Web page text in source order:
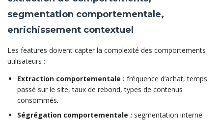
segmentation comportementale,
enrichissement contextuel
Les features doivent capter la complexité des comportements
utilisateurs :
Extraction comportementale : fréquence d’achat, temps
passé sur le site, taux de rebond, types de contenus
consommés.
Ségrégation comportementale : segmentation interne